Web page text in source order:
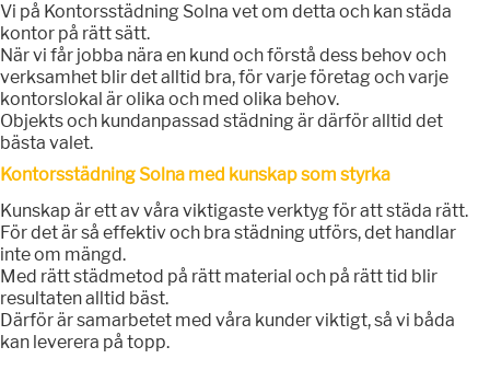
Vi på Kontorsstädning Solna vet om detta och kan städa
kontor på rätt sätt.
När vi får jobba nära en kund och förstå dess behov och
verksamhet blir det alltid bra, för varje företag och varje
kontorslokal är olika och med olika behov.
Objekts och kundanpassad städning är därför alltid det
bästa valet.
Kontorsstädning Solna med kunskap som styrka
Kunskap är ett av våra viktigaste verktyg för att städa rätt.
För det är så effektiv och bra städning utförs, det handlar
inte om mängd.
Med rätt städmetod på rätt material och på rätt tid blir
resultaten alltid bäst.
Därför är samarbetet med våra kunder viktigt, så vi båda
kan leverera på topp.